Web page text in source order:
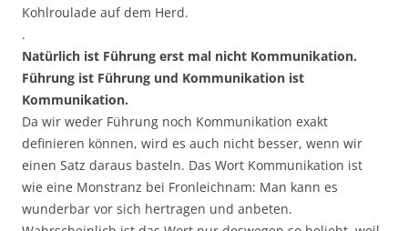
Kohlroulade auf dem Herd.
.
Natürlich ist Führung erst mal nicht Kommunikation.
Führung ist Führung und Kommunikation ist
Kommunikation.
Da wir weder Führung noch Kommunikation exakt
definieren können, wird es auch nicht besser, wenn wir
einen Satz daraus basteln. Das Wort Kommunikation ist
wie eine Monstranz bei Fronleichnam: Man kann es
wunderbar vor sich hertragen und anbeten.